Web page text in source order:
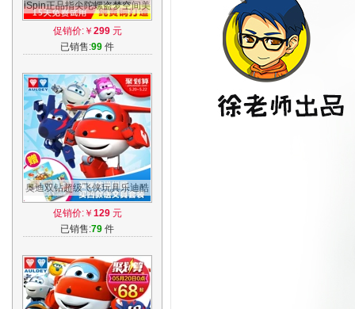
iSpin正品指尖陀螺盗梦空间美
国指间螺旋纯铜手指旋转edc
成人减压
促销价:￥ 299元
已销售:99 件
奥迪双钻超级飞侠玩具乐迪酷
飞 新款米莉 大号益智变形飞
机机器人
促销价:￥ 129元
已销售:79 件